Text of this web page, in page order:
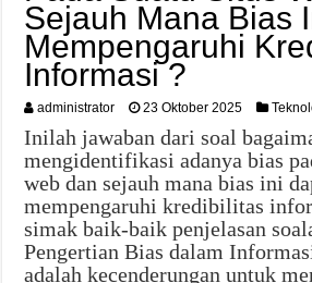
Sejauh Mana Bias
Mempengaruhi
Informasi ?
administrator 23 Oktober 2025
Inilah jawaban dari soal
mengidentifikasi adanya bias
web dan sejauh mana bias ini
mempengaruhi kredibilitas
simak baik-baik penjelasan
Pengertian Bias dalam
adalah kecenderungan untuk